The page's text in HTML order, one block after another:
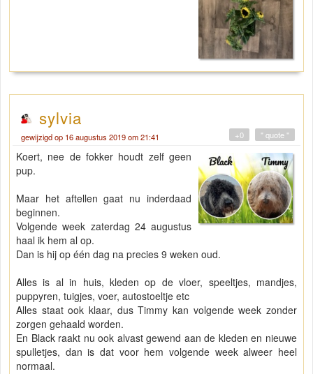
sylvia
gewijzigd op 16 augustus 2019 om 21:41 " quote "
+0
Koert, nee de fokker houdt zelf geen
pup.
Maar het aftellen gaat nu inderdaad
beginnen.
Volgende week zaterdag 24 augustus
haal ik hem al op.
Dan is hij op één dag na precies 9 weken oud.
Alles is al in huis, kleden op de vloer, speeltjes, mandjes,
puppyren, tuigjes, voer, autostoeltje etc
Alles staat ook klaar, dus Timmy kan volgende week zonder
zorgen gehaald worden.
En Black raakt nu ook alvast gewend aan de kleden en nieuwe
spulletjes, dan is dat voor hem volgende week alweer heel
normaal.